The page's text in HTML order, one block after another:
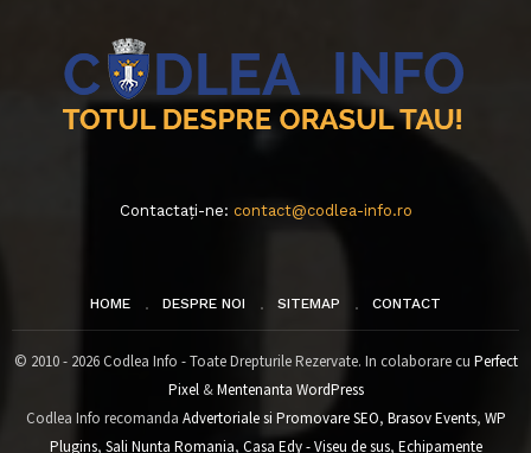
Contactați-ne: contact@codlea-info.ro
HOME DESPRE NOI SITEMAP CONTACT
© 2010 - 2026 Codlea Info - Toate Drepturile Rezervate. In colaborare cu Perfect
Pixel&Mentenanta WordPress
Codlea Info recomanda Advertoriale si Promovare SEO, Brasov Events, WP
Plugins, Sali Nunta Romania, Casa Edy - Viseu de sus, Echipamente